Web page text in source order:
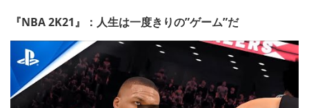
『NBA 2K21』：人生は一度きりの”ゲーム”だ